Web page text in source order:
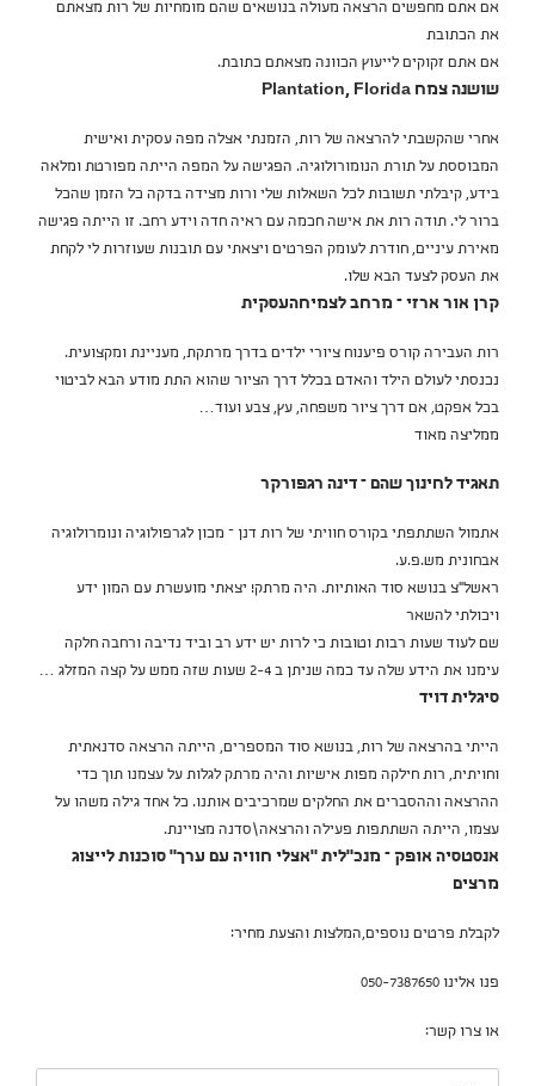
אם אתם מחפשים הרצאה מעולה בנושאים שהם מומחיות של רות מצאתם
את הכתובת
אם אתם זקוקים לייעוץ הכוונה מצאתם כתובת.
שושנה צמח ‎ Plantation, Florida
אחרי שהקשבתי להרצאה של רות, הזמנתי אצלה מפה עסקית ואישית
המבוססת על תורת הנומורולוגיה. הפגישה על המפה הייתה מפורטת ומלאה
בידע, קיבלתי תשובות לכל השאלות שלי ורות מצידה בדקה כל הזמן שהכל
ברור לי. תודה רות את אישה חכמה עם ראיה חדה וידע רחב. זו הייתה פגישה
מאירת עיניים, חודרת לעומק הפרטים ויצאתי עם תובנות שעוזרות לי לקחת
את העסק לצעד הבא שלו.
קרן אור ארזי – מרחב לצמיחהעסקית
רות העבירה קורס פיענוח ציורי ילדים בדרך מרתקת, מעניינת ומקצועית.
נכנסתי לעולם הילד והאדם בכלל דרך הציור שהוא התת מודע הבא לביטוי
בכל אפקט, אם דרך ציור משפחה, עץ, צבע ועוד…
ממליצה מאוד
תאגיד לחינוך שהם – דינה רגפורקר
אתמול השתתפתי בקורס חוויתי של רות דנן – מכון לגרפולוגיה ונומרולוגיה
אבחונית מש.פ.ע.
ראשל״צ בנושא סוד האותיות. היה מרתק! יצאתי מועשרת עם המון ידע
ויכולתי להשאר
שם לעוד שעות רבות וטובות כי לרות יש ידע רב וביד נדיבה ורחבה חלקה
עימנו את הידע שלה עד כמה שניתן ב 2-4 שעות שזה ממש על קצה המזלג …
סיגלית דויד
הייתי בהרצאה של רות, בנושא סוד המספרים, הייתה הרצאה סדנאתית
וחויתית, רות חילקה מפות אישיות והיה מרתק לגלות על עצמנו תוך כדי
ההרצאה וההסברים את החלקים שמרכיבים אותנו. כל אחד גילה משהו על
עצמו, הייתה השתתפות פעילה והרצאה\סדנה מצויינת.
אנסטסיה אופק – מנכ"לית "אצלי חוויה עם ערך" סוכנות לייצוג
מרצים
לקבלת פרטים נוספים,המלצות והצעת מחיר:
פנו אלינו 050-7387650
או צרו קשר:
שם: